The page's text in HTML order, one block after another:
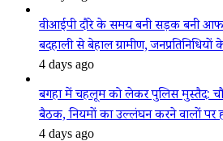
वीआईपी दौरे के समय बनी सड़क बनी
बदहाली से बेहाल ग्रामीण, जनप्रतिनिधियों
4 days ago
बगहा में चहलूम को लेकर पुलिस मुस्तैद:
बैठक, नियमों का उल्लंघन करने वालों पर
4 days ago